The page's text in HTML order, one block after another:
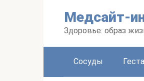
Медсайт-
Здоровье: образ
Сосуды